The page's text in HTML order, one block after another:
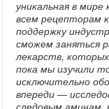
уникальная в
всем рецепторам
поддержку
сможем заняться
лекарств,
пока мы изучили
исключительно
впереди —